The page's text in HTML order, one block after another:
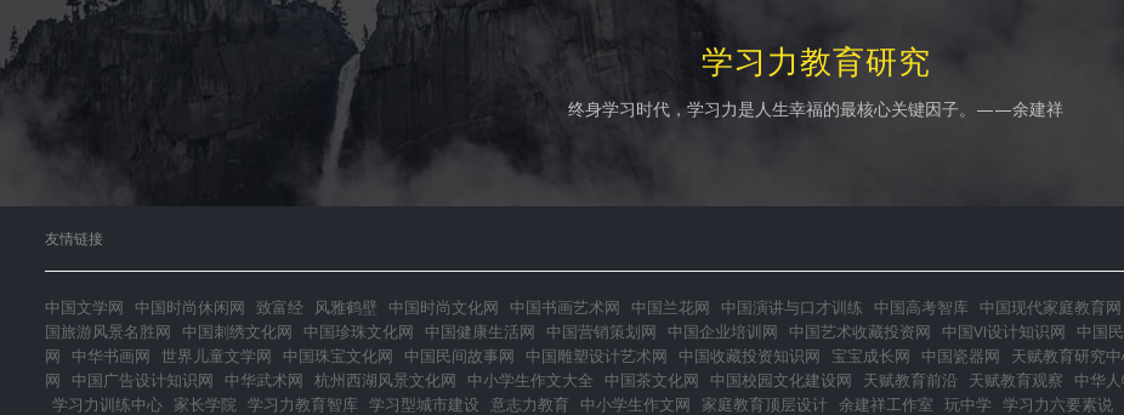
学习力教育研究
终身学习时代，学习力是人生幸福的最核心关键因子。——余建祥
友情链接
中国文学网 中国时尚休闲网 致富经 风雅鹤壁 中国时尚文化网 中国书画艺术网 中国兰花网 中国演讲与口才训练 中国高考智库 中国现代家庭教育网
国旅游风景名胜网
中国刺绣文化网 中国珍珠文化网 中国健康生活网 中国营销策划网 中国企业培训网 中国艺术收藏投资网 中国VI设计知识网 中国
网
中华书画网 世界儿童文学网 中国珠宝文化网 中国民间故事网 中国雕塑设计艺术网 中国收藏投资知识网 宝宝成长网 中国瓷器网 天赋教育研究
网
中国广告设计知识网 中华武术网 杭州西湖风景文化网 中小学生作文大全 中国茶文化网 中国校园文化建设网 天赋教育前沿 天赋教育观察 中华
学习力训练中心 家长学院 学习力教育智库 学习型城市建设 意志力教育 中小学生作文网 家庭教育顶层设计 余建祥工作室 玩中学 学习力六要素说